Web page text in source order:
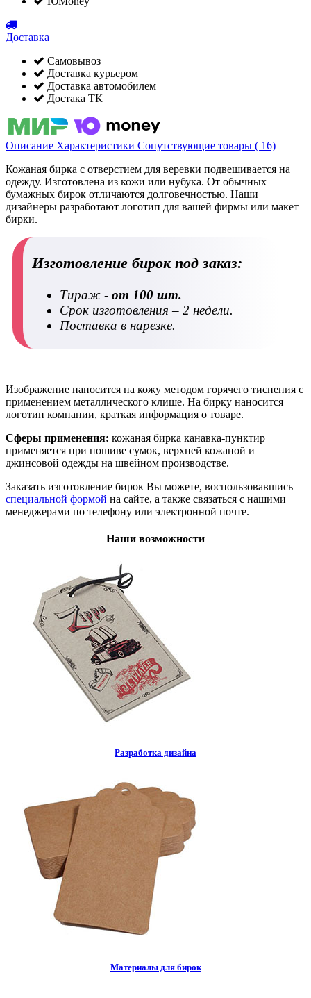
Доставка
Самовывоз
Доставка курьером
Доставка автомобилем
Достака ТК
Описание Характеристики Сопутствующие товары ( 16)
Кожаная бирка с отверстием для веревки подвешивается на
одежду. Изготовлена из кожи или нубука. От обычных
бумажных бирок отличаются долговечностью. Наши
дизайнеры разработают логотип для вашей фирмы или макет
бирки.
Изготовление бирок под заказ:
Тираж - от 100 шт.
Срок изготовления – 2 недели.
Поставка в нарезке.
Изображение наносится на кожу методом горячего тиснения с
применением металлического клише. На бирку наносится
логотип компании, краткая информация о товаре.
Сферы применения: кожаная бирка канавка-пунктир
применяется при пошиве сумок, верхней кожаной и
джинсовой одежды на швейном производстве.
Заказать изготовление бирок Вы можете, воспользовавшись
специальной формой на сайте, а также связаться с нашими
менеджерами по телефону или электронной почте.
Наши возможности
Разработка дизайна
Материалы для бирок